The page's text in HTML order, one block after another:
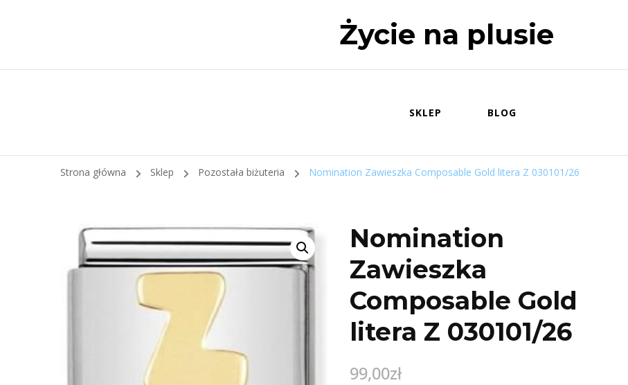
Życie na plusie
SKLEP BLOG
Strona główna Sklep Pozostała biżuteria Nomination Zawieszka Composable Gold litera Z 030101/26
Nomination
Zawieszka
Composable Gold
litera Z 030101/26
99,00zł